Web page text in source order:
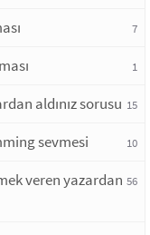
7
1
aldınız sorusu 15
sevmesi 10
veren yazardan 56